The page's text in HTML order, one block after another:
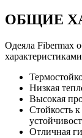
ОБЩИЕ
Одеяла Fibermax
Низкая
Высокая
Стойкость
Отличная